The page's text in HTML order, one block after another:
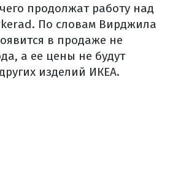
продолжат работу над
По словам Вирджила
в продаже не
а ее цены не будут
изделий ИКЕА.